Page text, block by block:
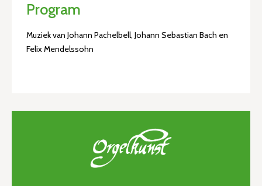
Program
Muziek van Johann Pachelbell, Johann Sebastian Bach en
Felix Mendelssohn